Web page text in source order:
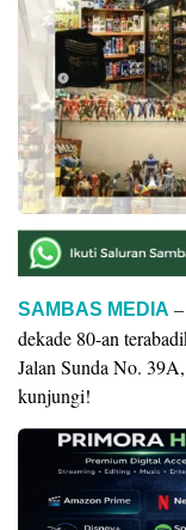
SAMBAS MEDIA
dekade 80-an
Jalan Sunda No.
kunjungi!